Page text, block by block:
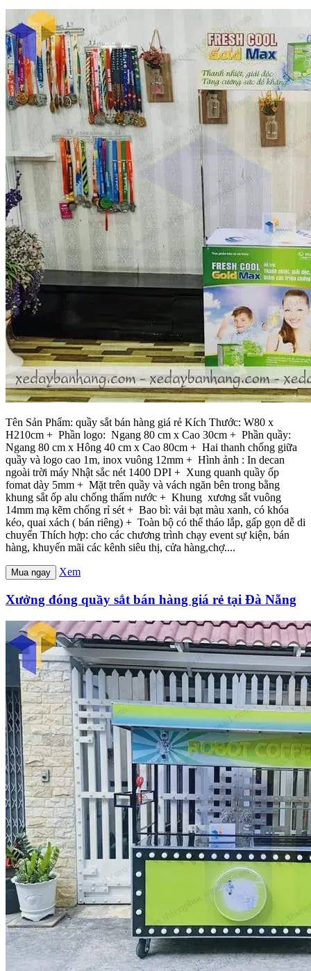
Tên Sản Phẩm: quầy sắt bán hàng giá rẻ Kích Thước: W80 x
H210cm + Phần logo: Ngang 80 cm x Cao 30cm + Phần quầy:
Ngang 80 cm x Hông 40 cm x Cao 80cm + Hai thanh chống giữa
quầy và logo cao 1m, inox vuông 12mm + Hình ảnh : In decan
ngoài trời máy Nhật sắc nét 1400 DPI + Xung quanh quầy ốp
fomat dày 5mm + Mặt trên quầy và vách ngăn bên trong bằng
khung sắt ốp alu chống thấm nước + Khung xương sắt vuông
14mm mạ kẽm chống rỉ sét + Bao bì: vải bạt màu xanh, có khóa
kéo, quai xách ( bán riêng) + Toàn bộ có thể tháo lắp, gấp gọn dễ di
chuyển Thích hợp: cho các chương trình chạy event sự kiện, bán
hàng, khuyến mãi các kênh siêu thị, cửa hàng,chợ....
Mua ngay Xem
Xưởng đóng quầy sắt bán hàng giá rẻ tại Đà Nẵng